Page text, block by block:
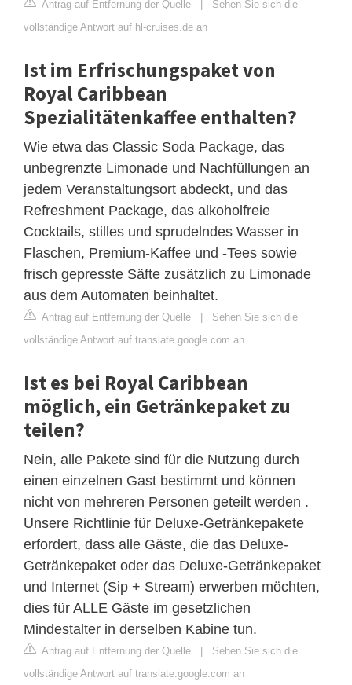
Antrag auf Entfernung der Quelle | Sehen Sie sich die
vollständige Antwort auf hl-cruises.de an
Ist im Erfrischungspaket von
Royal Caribbean
Spezialitätenkaffee enthalten?
Wie etwa das Classic Soda Package, das
unbegrenzte Limonade und Nachfüllungen an
jedem Veranstaltungsort abdeckt, und das
Refreshment Package, das alkoholfreie
Cocktails, stilles und sprudelndes Wasser in
Flaschen, Premium-Kaffee und -Tees sowie
frisch gepresste Säfte zusätzlich zu Limonade
aus dem Automaten beinhaltet.
Antrag auf Entfernung der Quelle | Sehen Sie sich die
vollständige Antwort auf translate.google.com an
Ist es bei Royal Caribbean
möglich, ein Getränkepaket zu
teilen?
Nein, alle Pakete sind für die Nutzung durch
einen einzelnen Gast bestimmt und können
nicht von mehreren Personen geteilt werden .
Unsere Richtlinie für Deluxe-Getränkepakete
erfordert, dass alle Gäste, die das Deluxe-
Getränkepaket oder das Deluxe-Getränkepaket
und Internet (Sip + Stream) erwerben möchten,
dies für ALLE Gäste im gesetzlichen
Mindestalter in derselben Kabine tun.
Antrag auf Entfernung der Quelle | Sehen Sie sich die
vollständige Antwort auf translate.google.com an